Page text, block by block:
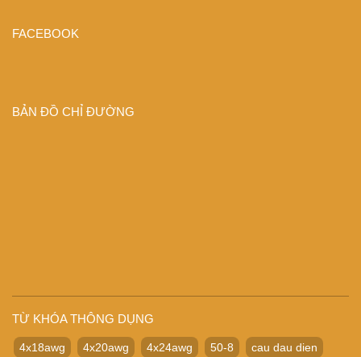
FACEBOOK
BẢN ĐỒ CHỈ ĐƯỜNG
TỪ KHÓA THÔNG DỤNG
4x18awg 4x20awg 4x24awg 50-8 cau dau dien